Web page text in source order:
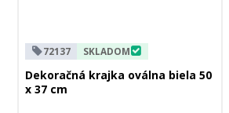
72137 SKLADOM
Dekoračná krajka oválna biela 50
x 37 cm